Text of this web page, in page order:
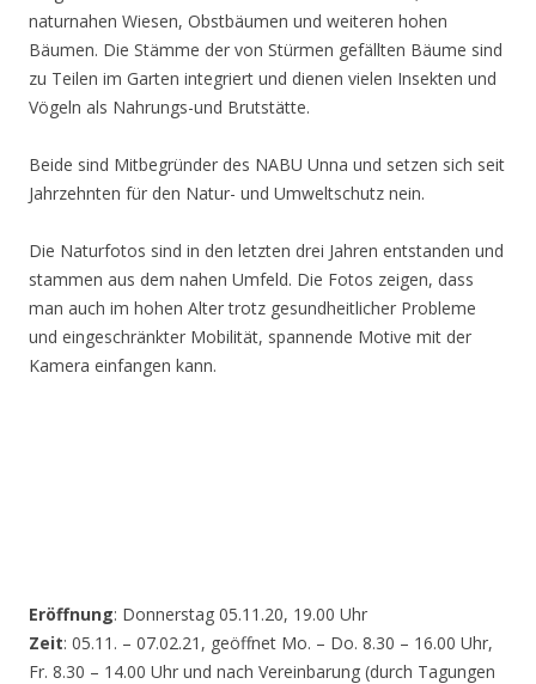
naturnahen Wiesen, Obstbäumen und weiteren hohen
Bäumen. Die Stämme der von Stürmen gefällten Bäume sind
zu Teilen im Garten integriert und dienen vielen Insekten und
Vögeln als Nahrungs-und Brutstätte.
Beide sind Mitbegründer des NABU Unna und setzen sich seit
Jahrzehnten für den Natur- und Umweltschutz nein.
Die Naturfotos sind in den letzten drei Jahren entstanden und
stammen aus dem nahen Umfeld. Die Fotos zeigen, dass
man auch im hohen Alter trotz gesundheitlicher Probleme
und eingeschränkter Mobilität, spannende Motive mit der
Kamera einfangen kann.
Eröffnung: Donnerstag 05.11.20, 19.00 Uhr
Zeit: 05.11. – 07.02.21, geöffnet Mo. – Do. 8.30 – 16.00 Uhr,
Fr. 8.30 – 14.00 Uhr und nach Vereinbarung (durch Tagungen